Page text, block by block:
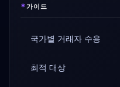
*가이드
국가별 거래자 수용
최적 대상